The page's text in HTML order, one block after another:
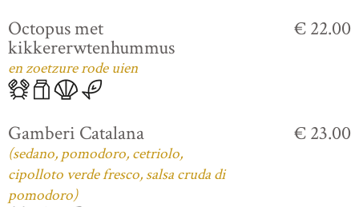
Octopus met
kikkererwtenhummus
en zoetzure rode uien
€ 22.00
Gamberi Catalana
(sedano, pomodoro, cetriolo,
cipolloto verde fresco, salsa cruda di
pomodoro)
€ 23.00